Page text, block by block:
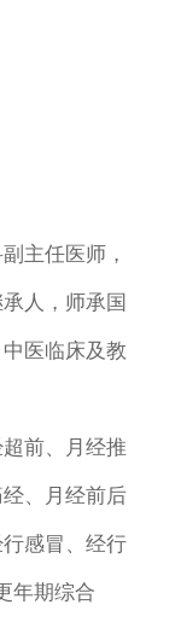
主任医师，
人，师承国
医临床及教
前、月经推
、月经前后
感冒、经行
年期综合